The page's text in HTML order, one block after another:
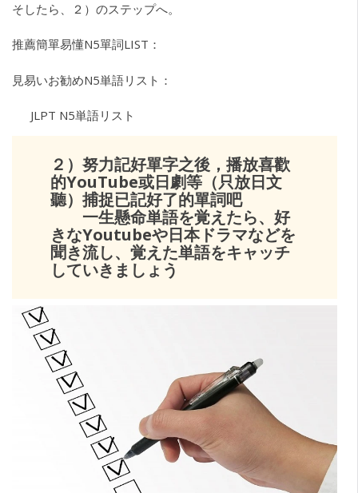
そしたら、２）のステップへ。
推薦簡單易懂N5單詞LIST：
見易いお勧めN5単語リスト：
JLPT N5単語リスト
２）努力記好單字之後，播放喜歡
的YouTube或日劇等（只放日文
聽）捕捉已記好了的單詞吧
一生懸命単語を覚えたら、好
きなYoutubeや日本ドラマなどを
聞き流し、覚えた単語をキャッチ
していきましょう